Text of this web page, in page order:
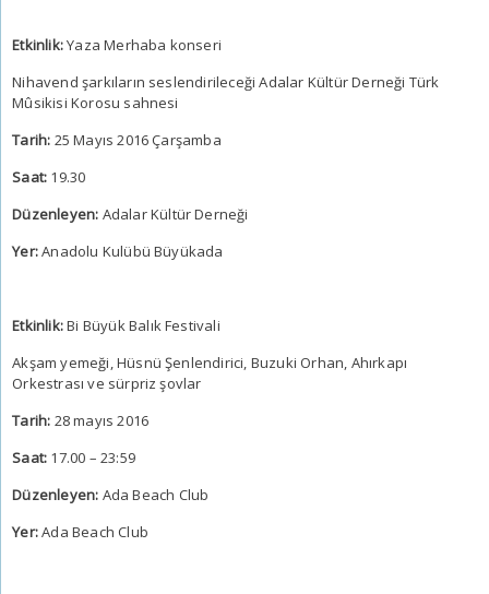
Etkinlik:Yaza Merhaba konseri
Nihavend şarkıların seslendirileceği Adalar Kültür Derneği Türk
Mûsikisi Korosu sahnesi
Tarih: 25 Mayıs 2016 Çarşamba
Saat: 19.30
Düzenleyen: Adalar Kültür Derneği
Yer:Anadolu Kulübü Büyükada
Etkinlik:Bi Büyük Balık Festivali
Akşam yemeği, Hüsnü Şenlendirici, Buzuki Orhan, Ahırkapı
Orkestrası ve sürpriz şovlar
Tarih: 28 mayıs 2016
Saat: 17.00 – 23:59
Düzenleyen: Ada Beach Club
Yer:Ada Beach Club